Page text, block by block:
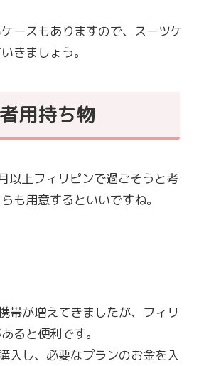
ースもありますので、スーツケ
きましょう。
用持ち物
以上フィリピンで過ごそうと考
も用意するといいですね。
帯が増えてきましたが、フィリ
ると便利です。
入し、必要なプランのお金を入